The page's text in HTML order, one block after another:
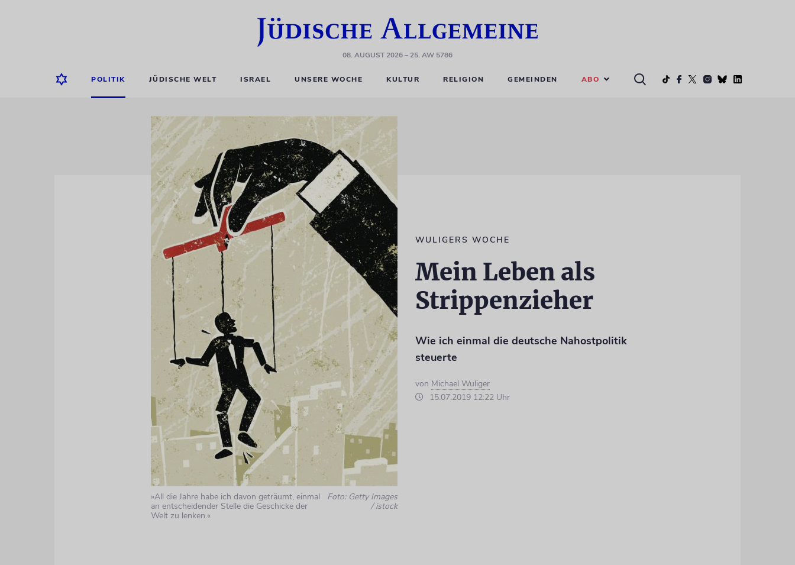
08. AUGUST 2026– 25. AW 5786
POLITIK JÜDISCHE WELT ISRAEL UNSERE WOCHE KULTUR RELIGION GEMEINDEN ABO
»All die Jahre habe ich davon geträumt, einmal
an entscheidender Stelle die Geschicke der
Welt zu lenken.«
Foto: Getty Images
/ istock
WULIGERS WOCHE
Mein Leben als
Strippenzieher
Wie ich einmal die deutsche Nahostpolitik
steuerte
von Michael Wuliger
15.07.2019 12:22 Uhr